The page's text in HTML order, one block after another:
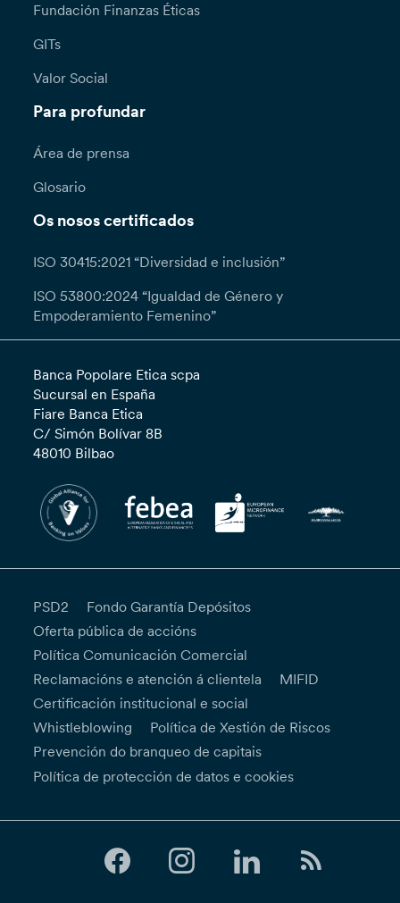
Fundación Finanzas Éticas
GITs
Valor Social
Para profundar
Área de prensa
Glosario
Os nosos certificados
ISO 30415:2021 “Diversidad e inclusión”
ISO 53800:2024 “Igualdad de Género y
Empoderamiento Femenino”
Banca Popolare Etica scpa
Sucursal en España
Fiare Banca Etica
C/ Simón Bolívar 8B
48010 Bilbao
PSD2
Fondo Garantía Depósitos
Oferta pública de accións
Política Comunicación Comercial
Reclamacións e atención á clientela
MIFID
Certificación institucional e social
Whistleblowing
Política de Xestión de Riscos
Prevención do branqueo de capitais
Política de protección de datos e cookies